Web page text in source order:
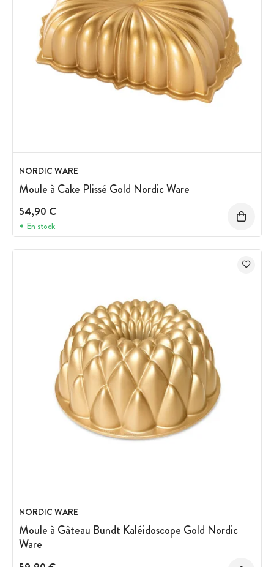
NORDIC WARE
Moule à Cake Plissé Gold Nordic Ware
54,90 €
En stock
NORDIC WARE
Moule à Gâteau Bundt Kaléidoscope Gold Nordic
Ware